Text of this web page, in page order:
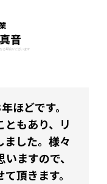
音
る場合がございます
ほどです。
もあり、リ
ました。様々
ますので、
頂きます。